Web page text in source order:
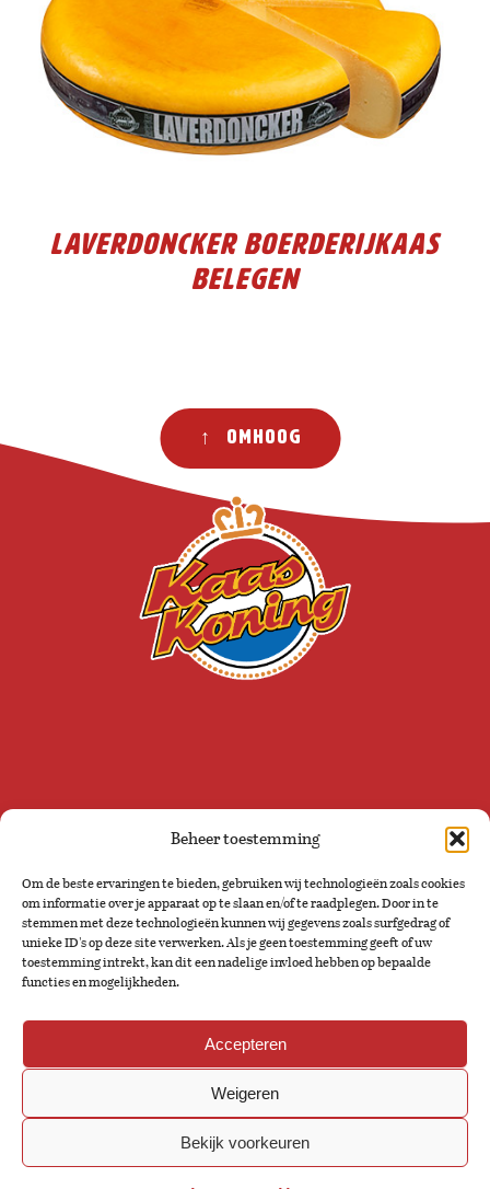
Beheer toestemming
Om de beste ervaringen te bieden, gebruiken wij technologieën zoals cookies
om informatie over je apparaat op te slaan en/of te raadplegen. Door in te
stemmen met deze technologieën kunnen wij gegevens zoals surfgedrag of
unieke ID's op deze site verwerken. Als je geen toestemming geeft of uw
toestemming intrekt, kan dit een nadelige invloed hebben op bepaalde
functies en mogelijkheden.
Accepteren
Weigeren
Bekijk voorkeuren
Laverdoncker Boerderijkaas
Belegen
↑ Omhoog
volg ons op social
media